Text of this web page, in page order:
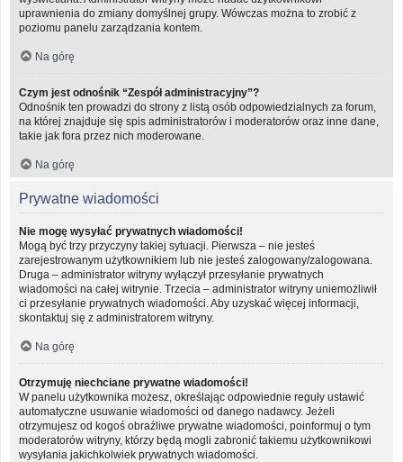
uprawnienia do zmiany domyślnej grupy. Wówczas można to zrobić z
poziomu panelu zarządzania kontem.
Na górę
Czym jest odnośnik “Zespół administracyjny”?
Odnośnik ten prowadzi do strony z listą osób odpowiedzialnych za forum,
na której znajduje się spis administratorów i moderatorów oraz inne dane,
takie jak fora przez nich moderowane.
Na górę
Prywatne wiadomości
Nie mogę wysyłać prywatnych wiadomości!
Mogą być trzy przyczyny takiej sytuacji. Pierwsza – nie jesteś
zarejestrowanym użytkownikiem lub nie jesteś zalogowany/zalogowana.
Druga – administrator witryny wyłączył przesyłanie prywatnych
wiadomości na całej witrynie. Trzecia – administrator witryny uniemożliwił
ci przesyłanie prywatnych wiadomości. Aby uzyskać więcej informacji,
skontaktuj się z administratorem witryny.
Na górę
Otrzymuję niechciane prywatne wiadomości!
W panelu użytkownika możesz, określając odpowiednie reguły ustawić
automatyczne usuwanie wiadomości od danego nadawcy. Jeżeli
otrzymujesz od kogoś obraźliwe prywatne wiadomości, poinformuj o tym
moderatorów witryny, którzy będą mogli zabronić takiemu użytkownikowi
wysyłania jakichkolwiek prywatnych wiadomości.